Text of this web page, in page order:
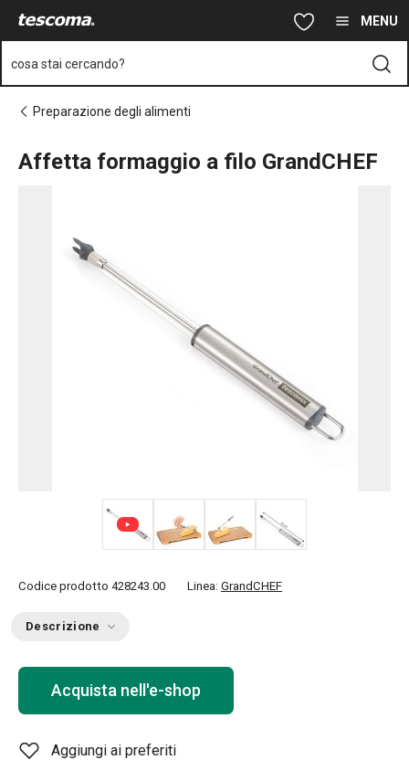
Vai al contenuto principale MENU
cosa stai cercando?
Preparazione degli alimenti
Affetta formaggio a filo GrandCHEF
Codice prodotto 428243.00 Linea: GrandCHEF
Descrizione
Acquista nell'e-shop
Aggiungi ai preferiti